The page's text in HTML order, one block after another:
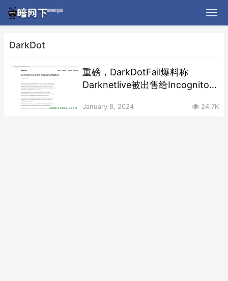
DarkDot
重磅，DarkDotFail爆料称
Darknetlive被出售给Incognito暗
January 8, 2024 24.7K